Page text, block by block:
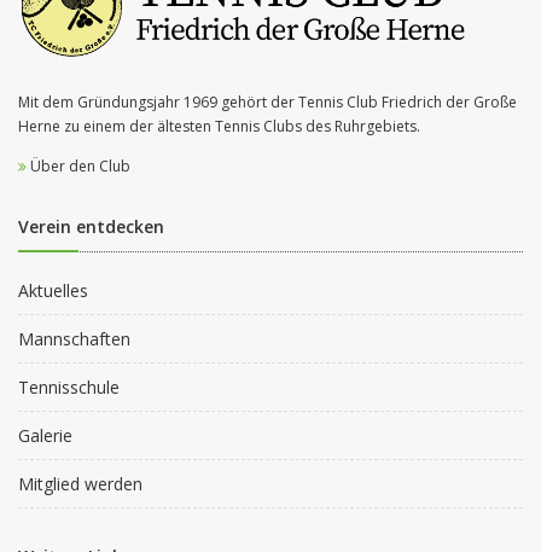
Mit dem Gründungsjahr 1969 gehört der Tennis Club Friedrich der Große
Herne zu einem der ältesten Tennis Clubs des Ruhrgebiets.
Über den Club
Verein entdecken
Aktuelles
Mannschaften
Tennisschule
Galerie
Mitglied werden